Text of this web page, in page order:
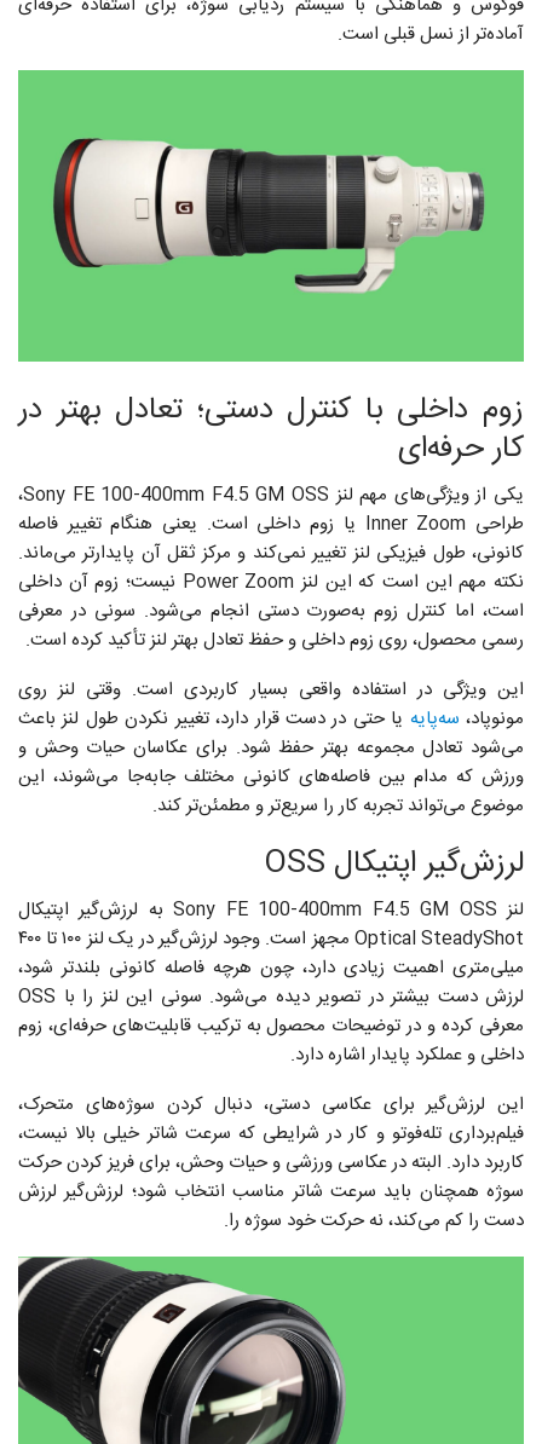
آماده‌تر از نسل قبلی است.
زوم داخلی با کنترل دستی؛ تعادل بهتر در
کار حرفه‌ای
یکی از ویژگی‌های مهم لنز Sony FE 100-400mm F4.5 GM OSS،
طراحی Inner Zoom یا زوم داخلی است. یعنی هنگام تغییر فاصله
کانونی، طول فیزیکی لنز تغییر نمی‌کند و مرکز ثقل آن پایدارتر می‌ماند.
نکته مهم این است که این لنز Power Zoom نیست؛ زوم آن داخلی
است، اما کنترل زوم به‌صورت دستی انجام می‌شود. سونی در معرفی
رسمی محصول، روی زوم داخلی و حفظ تعادل بهتر لنز تأکید کرده است.
این ویژگی در استفاده واقعی بسیار کاربردی است. وقتی لنز روی
مونوپاد، سه‌پایه یا حتی در دست قرار دارد، تغییر نکردن طول لنز باعث
می‌شود تعادل مجموعه بهتر حفظ شود. برای عکاسان حیات وحش و
ورزش که مدام بین فاصله‌های کانونی مختلف جابه‌جا می‌شوند، این
موضوع می‌تواند تجربه کار را سریع‌تر و مطمئن‌تر کند.
لرزش‌گیر اپتیکال OSS
لنز Sony FE 100-400mm F4.5 GM OSS به لرزش‌گیر اپتیکال
Optical SteadyShot مجهز است. وجود لرزش‌گیر در یک لنز ۱۰۰ تا ۴۰۰
میلی‌متری اهمیت زیادی دارد، چون هرچه فاصله کانونی بلندتر شود،
لرزش دست بیشتر در تصویر دیده می‌شود. سونی این لنز را با OSS
معرفی کرده و در توضیحات محصول به ترکیب قابلیت‌های حرفه‌ای، زوم
داخلی و عملکرد پایدار اشاره دارد.
این لرزش‌گیر برای عکاسی دستی، دنبال کردن سوژه‌های متحرک،
فیلم‌برداری تله‌فوتو و کار در شرایطی که سرعت شاتر خیلی بالا نیست،
کاربرد دارد. البته در عکاسی ورزشی و حیات وحش، برای فریز کردن حرکت
سوژه همچنان باید سرعت شاتر مناسب انتخاب شود؛ لرزش‌گیر لرزش
دست را کم می‌کند، نه حرکت خود سوژه را.